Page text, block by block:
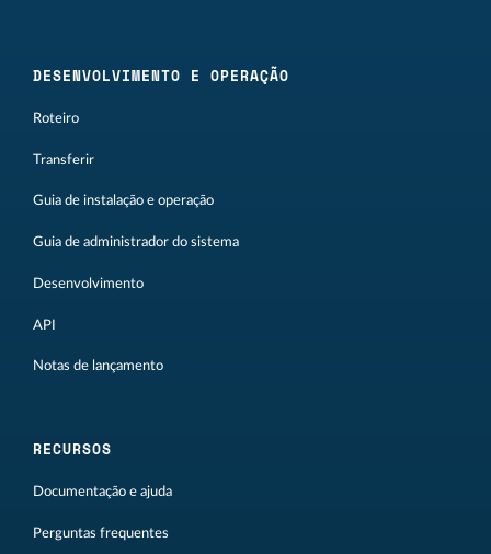
DESENVOLVIMENTO E OPERAÇÃO
Roteiro
Transferir
Guia de instalação e operação
Guia de administrador do sistema
Desenvolvimento
API
Notas de lançamento
RECURSOS
Documentação e ajuda
Perguntas frequentes